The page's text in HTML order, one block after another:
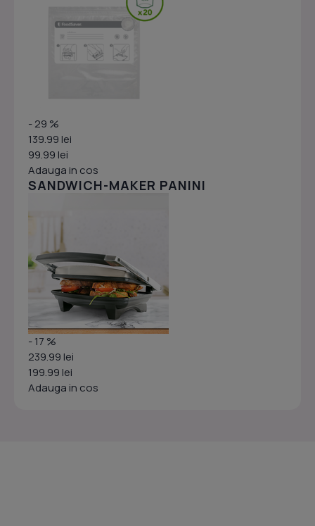
- 29 %
139.99 lei
99.99 lei
Adauga in cos
SANDWICH-MAKER PANINI
- 17 %
239.99 lei
199.99 lei
Adauga in cos